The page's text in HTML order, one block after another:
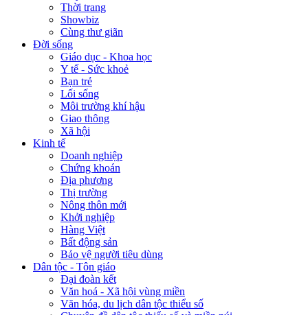
Thời trang
Showbiz
Cùng thư giãn
Đời sống
Giáo dục - Khoa học
Y tế - Sức khoẻ
Bạn trẻ
Lối sống
Môi trường khí hậu
Giao thông
Xã hội
Kinh tế
Doanh nghiệp
Chứng khoán
Địa phương
Thị trường
Nông thôn mới
Khởi nghiệp
Hàng Việt
Bất động sản
Bảo vệ người tiêu dùng
Dân tộc - Tôn giáo
Đại đoàn kết
Văn hoá - Xã hội vùng miền
Văn hóa, du lịch dân tộc thiểu số